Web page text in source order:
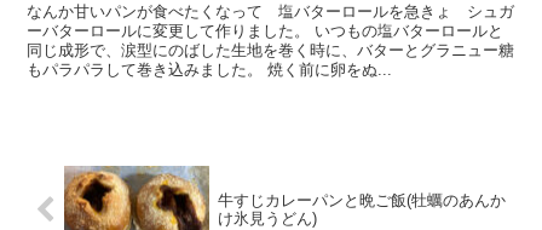
なんか甘いパンが食べたくなって 塩バターロールを急きょ シュガ
ーバターロールに変更して作りました。 いつもの塩バターロールと
同じ成形で、涙型にのばした生地を巻く時に、バターとグラニュー糖
もパラパラして巻き込みました。 焼く前に卵をぬ...
牛すじカレーパンと晩ご飯(牡蠣のあんか
け氷見うどん)